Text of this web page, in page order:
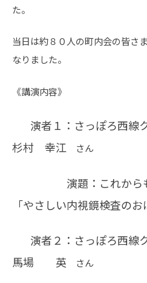
た。
当日は約８０人の町内会の皆さ
なりました。
《講演内容》
演者１：さっぽろ西線
杉村 幸江 さん
演題： これか
「やさしい内視鏡検査のお
演者２：さっぽろ西線
馬場 英 さん